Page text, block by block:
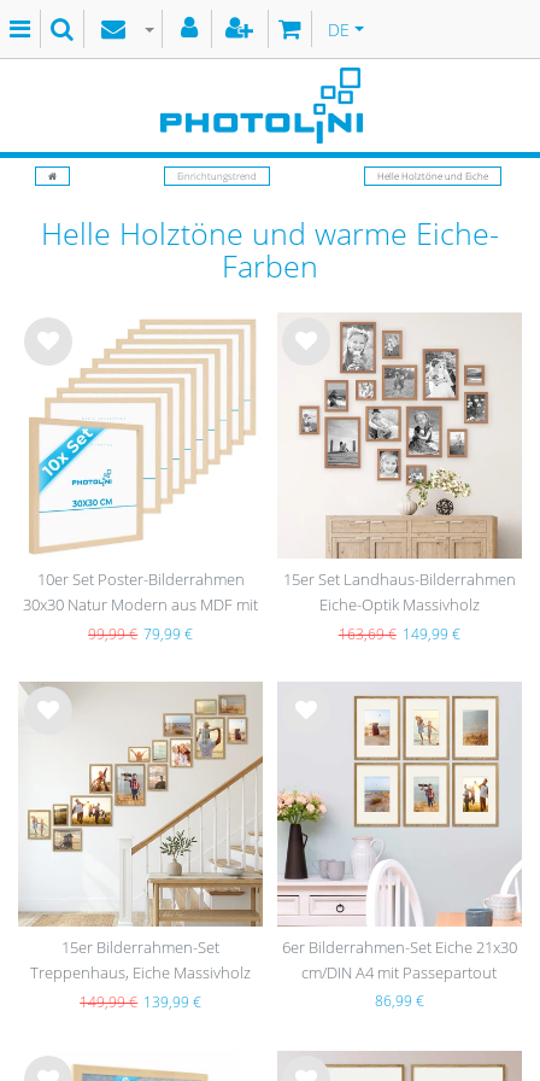
DE
Einrichtungstrend Helle Holztöne und Eiche
Helle Holztöne und warme Eiche-
Farben
Wu
nsc
hlist
e
10er Set Poster-Bilderrahmen
30x30 Natur Modern aus MDF mit
Acrylglas
99,99 € 79,99 €
hlist
e
15er Set Landhaus-Bilderrahmen
Eiche-Optik Massivholz
163,69 € 149,99 €
15er Bilderrahmen-Set
Treppenhaus, Eiche Massivholz
(EU)
149,99 € 139,99 €
e
6er Bilderrahmen-Set Eiche 21x30
cm/DIN A4 mit Passepartout
Massivholz mit Acrylglasscheibe
86,99 €